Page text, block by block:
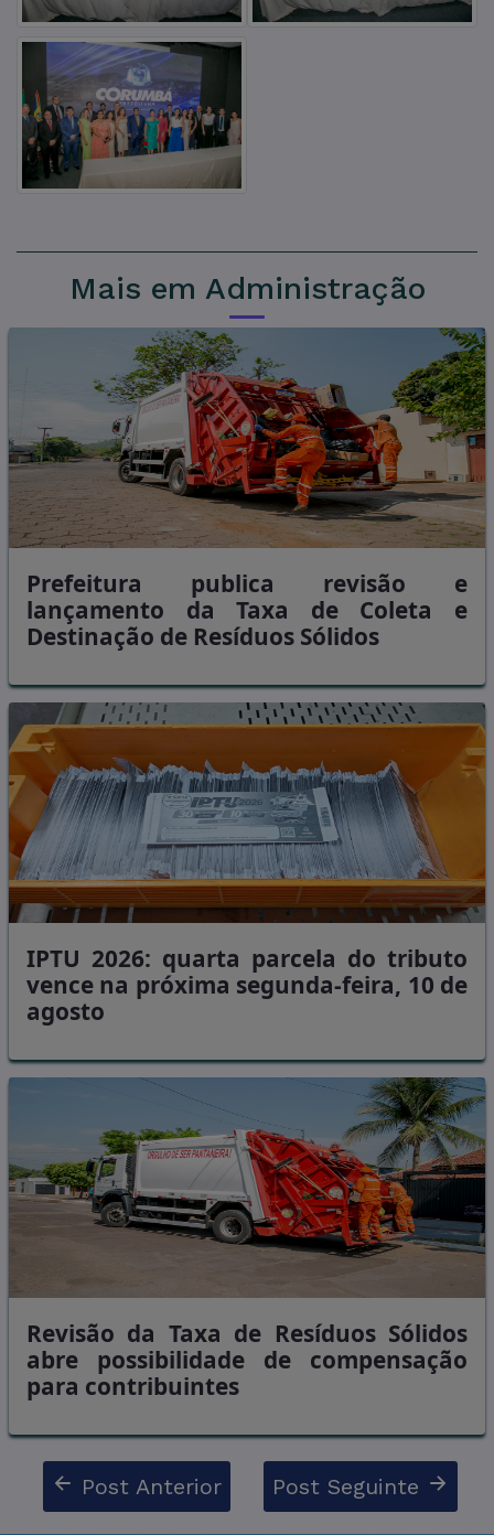
Mais em Administração
Prefeitura publica revisão e
lançamento da Taxa de Coleta e
Destinação de Resíduos Sólidos
IPTU 2026: quarta parcela do tributo
vence na próxima segunda-feira, 10 de
agosto
Revisão da Taxa de Resíduos Sólidos
abre possibilidade de compensação
para contribuintes
Post Anterior Post Seguinte